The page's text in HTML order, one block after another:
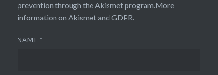
prevention through theAkismetprogram.More
information on Akismet and GDPR.
NAME*